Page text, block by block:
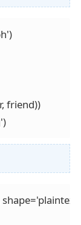
friend))